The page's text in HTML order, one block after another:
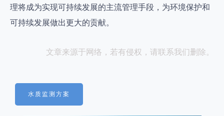
理将成为实现可持续发展的主流管理手段，为环境保护和
可持续发展做出更大的贡献。
文章来源于网络，若有侵权，请联系我们删除。
水质监测方案